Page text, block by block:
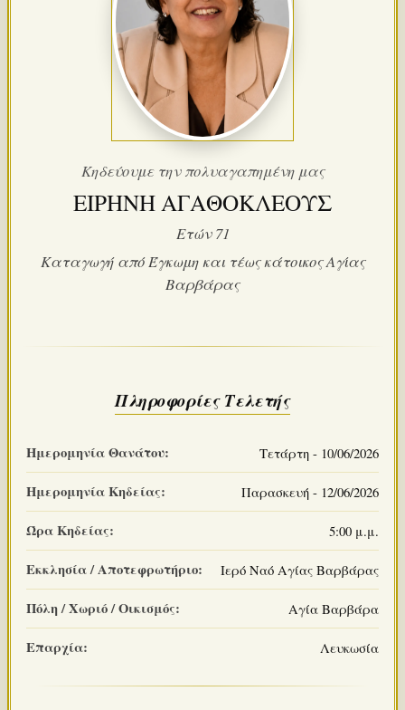
Κηδεύουμε την πολυαγαπημένη μας
ΕΙΡΗΝΗ ΑΓΑΘΟΚΛΕΟΥΣ
Ετών 71
Καταγωγή από Έγκωμη και τέως κάτοικος Αγίας
Βαρβάρας
Πληροφορίες Τελετής
Ημερομηνία Θανάτου: Τετάρτη - 10/06/2026
Ημερομηνία Κηδείας: Παρασκευή - 12/06/2026
Ώρα Κηδείας: 5:00 μ.μ.
Εκκλησία / Αποτεφρωτήριο: Ιερό Ναό Αγίας Βαρβάρας
Πόλη / Χωριό / Οικισμός: Αγία Βαρβάρα
Επαρχία: Λευκωσία